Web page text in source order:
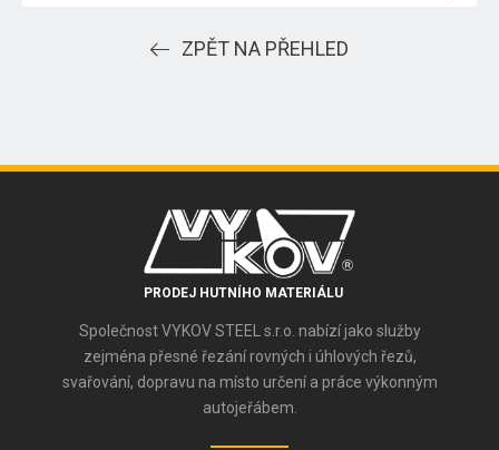
ZPĚT NA PŘEHLED
PRODEJ HUTNÍHO MATERIÁLU
Společnost VYKOV STEEL s.r.o. nabízí jako služby
zejména přesné řezání rovných i úhlových řezů,
svařování, dopravu na místo určení a práce výkonným
autojeřábem.